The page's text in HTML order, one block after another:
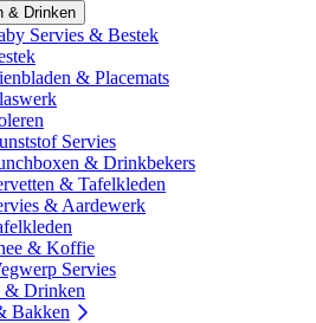
& Drinken
Servies & Bestek
& Placemats
Servies
& Drinkbekers
& Tafelkleden
& Aardewerk
& Koffie
Servies
& Drinken
Bakken